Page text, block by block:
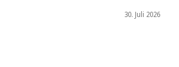
30. Juli 2026